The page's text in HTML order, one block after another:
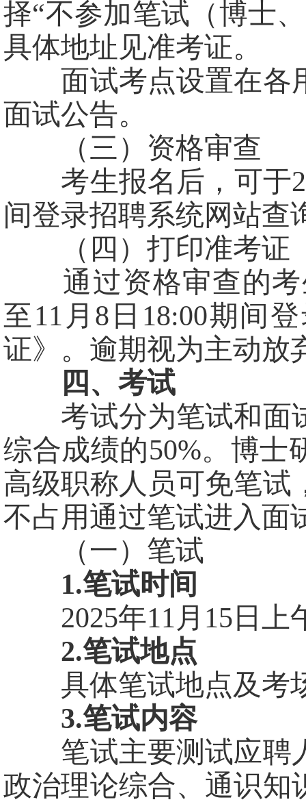
择“不参加笔试（博士
具体地址见准考证。
面试考点设置在各
面试公告。
（三）资格审查
考生报名后，可于
间登录招聘系统网站查
（四）打印准考证
通过资格审查的考
至11月8日18:00期间
证》。逾期视为主动放
四、考试
考试分为笔试和面
综合成绩的50%。博士
高级职称人员可免笔试
不占用通过笔试进入面
（一）笔试
1.笔试时间
2025年11月15日上
2.笔试地点
具体笔试地点及考
3.笔试内容
笔试主要测试应聘
政治理论综合、通识知